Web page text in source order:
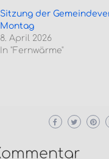
Sitzung der
Montag
8. April 2026
In "Fernwärme"